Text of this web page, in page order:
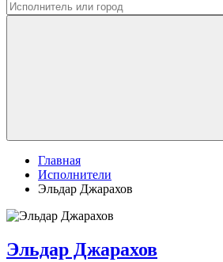
Главная
Исполнители
Эльдар Джарахов
Эльдар Джарахов